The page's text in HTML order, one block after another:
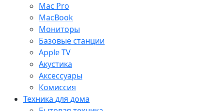
Mac Pro
MacBook
Мониторы
Базовые станции
Apple TV
Акустика
Аксессуары
Комиссия
Техника для дома